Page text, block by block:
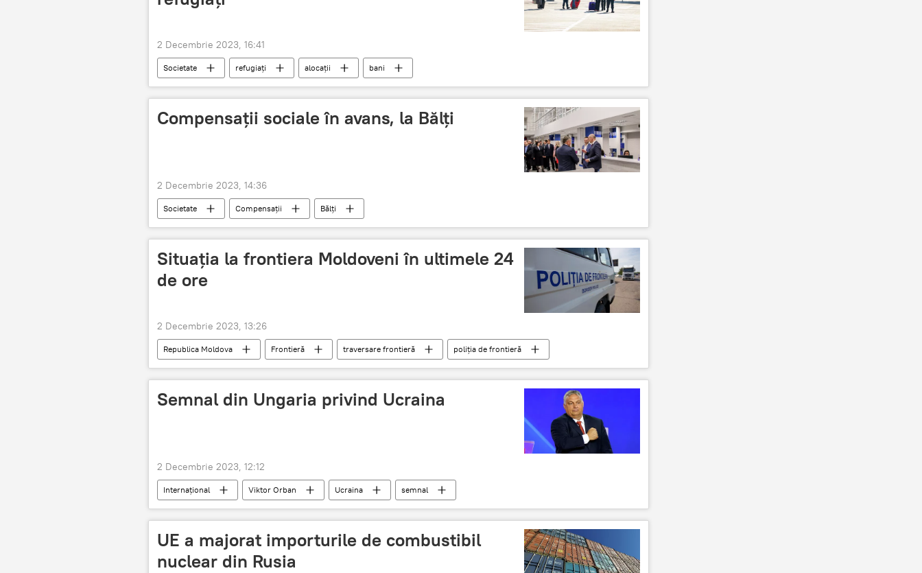
2 Decembrie 2023, 16:41
Societate refugiați alocații bani
Compensații sociale în avans, la Bălți
2 Decembrie 2023, 14:36
Societate Compensații Bălți
Situația la frontiera Moldoveni în ultimele 24
de ore
2 Decembrie 2023, 13:26
Republica Moldova Frontieră traversare frontieră
poliția de frontieră
zone de frontieră
Semnal din Ungaria privind Ucraina
2 Decembrie 2023, 12:12
Internațional Viktor Orban Ucraina semnal
UE a majorat importurile de combustibil
nuclear din Rusia